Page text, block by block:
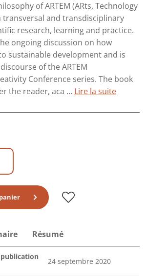
of ARTEM (ARts, Technology
transversal and transdisciplinary
research, learning and practice.
ongoing discussion on how
sustainable development and is
of the ARTEM
Conference series. The book
the reader, aca ... Lire la suite
Résumé
24 septembre 2020